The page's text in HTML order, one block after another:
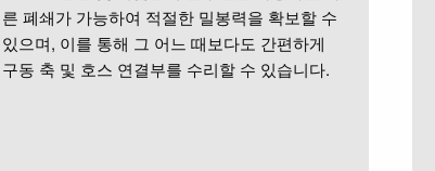
른 폐쇄가 가능하여 적절한 밀봉력을 확보할 수
있으며, 이를 통해 그 어느 때보다도 간편하게
구동 축 및 호스 연결부를 수리할 수 있습니다.